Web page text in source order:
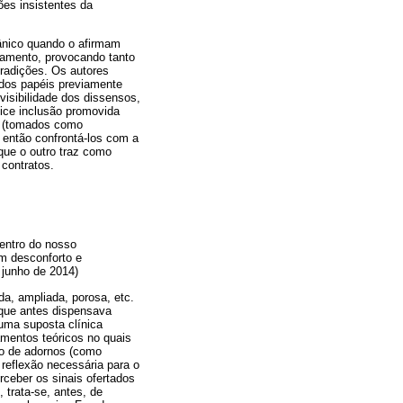
insistentes da
quando o afirmam
provocando tanto
Os autores
papéis previamente
dos dissensos,
inclusão promovida
como
confrontá-los com a
o outro traz como
do nosso
desconforto e
de 2014)
ampliada, porosa, etc.
antes dispensava
suposta clínica
teóricos no quais
de adornos (como
necessária para o
os sinais ofertados
trata-se, antes, de